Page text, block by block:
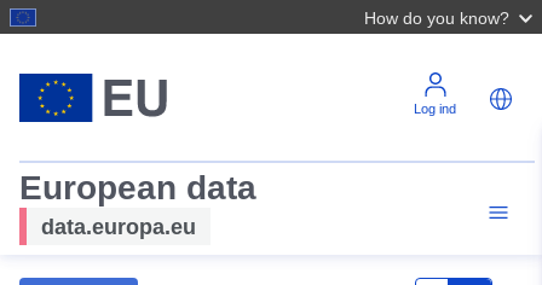
How do you know?
Log ind
European data
data.europa.eu